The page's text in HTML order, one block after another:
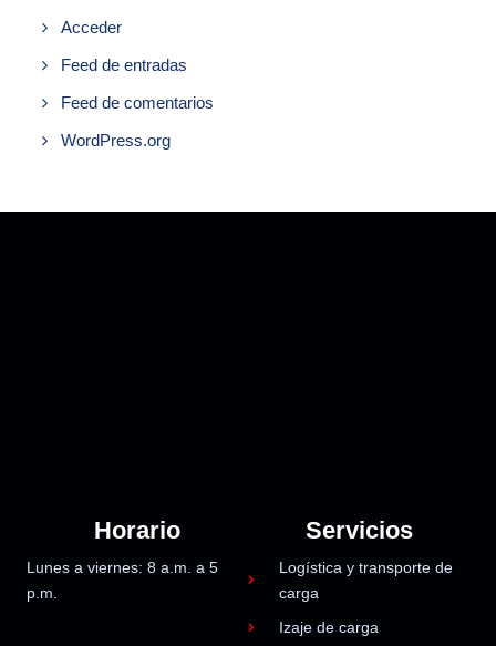
Acceder
Feed de entradas
Feed de comentarios
WordPress.org
Horario
Lunes a viernes: 8 a.m. a 5
p.m.
Servicios
Logística y transporte de
carga
Izaje de carga